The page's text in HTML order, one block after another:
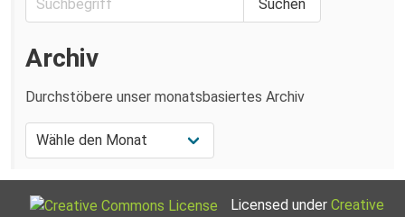
Archiv
Durchstöbere unser monatsbasiertes Archiv
Licensed under Creative